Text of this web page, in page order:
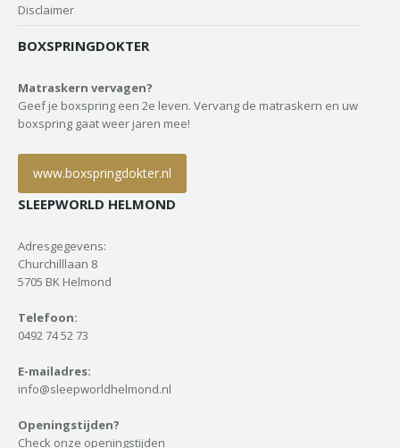
Disclaimer
BOXSPRINGDOKTER
Matraskern vervagen?
Geef je boxspring een 2e leven. Vervang de matraskern en uw
boxspring gaat weer jaren mee!
www.boxspringdokter.nl
SLEEPWORLD HELMOND
Adresgegevens:
Churchilllaan 8
5705 BK Helmond
Telefoon:
0492 74 52 73
E-mailadres:
info@sleepworldhelmond.nl
Openingstijden?
Check onze openingstijden